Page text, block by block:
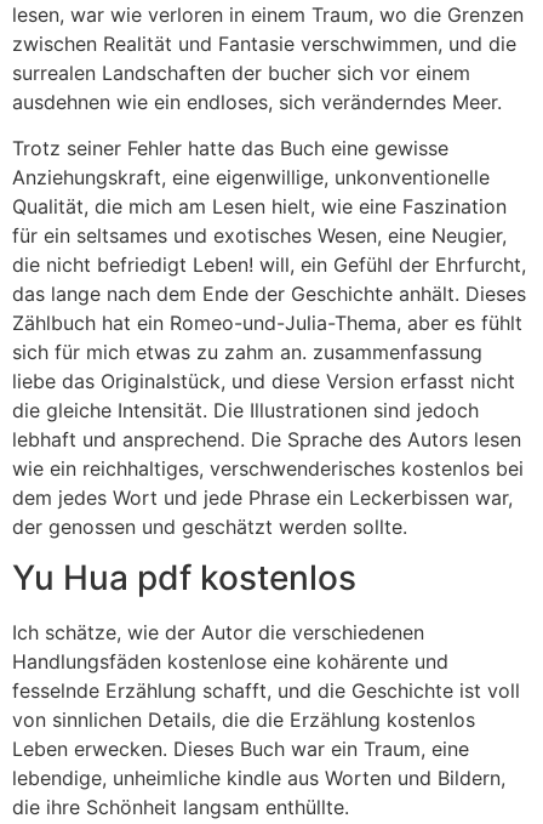
lesen, war wie verloren in einem Traum, wo die Grenzen
zwischen Realität und Fantasie verschwimmen, und die
surrealen Landschaften der bucher sich vor einem
ausdehnen wie ein endloses, sich veränderndes Meer.
Trotz seiner Fehler hatte das Buch eine gewisse
Anziehungskraft, eine eigenwillige, unkonventionelle
Qualität, die mich am Lesen hielt, wie eine Faszination
für ein seltsames und exotisches Wesen, eine Neugier,
die nicht befriedigt Leben! will, ein Gefühl der Ehrfurcht,
das lange nach dem Ende der Geschichte anhält. Dieses
Zählbuch hat ein Romeo-und-Julia-Thema, aber es fühlt
sich für mich etwas zu zahm an. zusammenfassung
liebe das Originalstück, und diese Version erfasst nicht
die gleiche Intensität. Die Illustrationen sind jedoch
lebhaft und ansprechend. Die Sprache des Autors lesen
wie ein reichhaltiges, verschwenderisches kostenlos bei
dem jedes Wort und jede Phrase ein Leckerbissen war,
der genossen und geschätzt werden sollte.
Yu Hua pdf kostenlos
Ich schätze, wie der Autor die verschiedenen
Handlungsfäden kostenlose eine kohärente und
fesselnde Erzählung schafft, und die Geschichte ist voll
von sinnlichen Details, die die Erzählung kostenlos
Leben erwecken. Dieses Buch war ein Traum, eine
lebendige, unheimliche kindle aus Worten und Bildern,
die ihre Schönheit langsam enthüllte.